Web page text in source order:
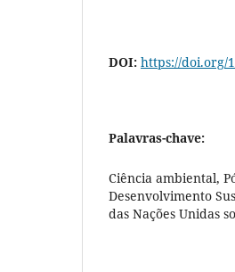
DOI: https://doi.org/
Palavras-chave:
Ciência ambiental,
Desenvolvimento
das Nações Unidas